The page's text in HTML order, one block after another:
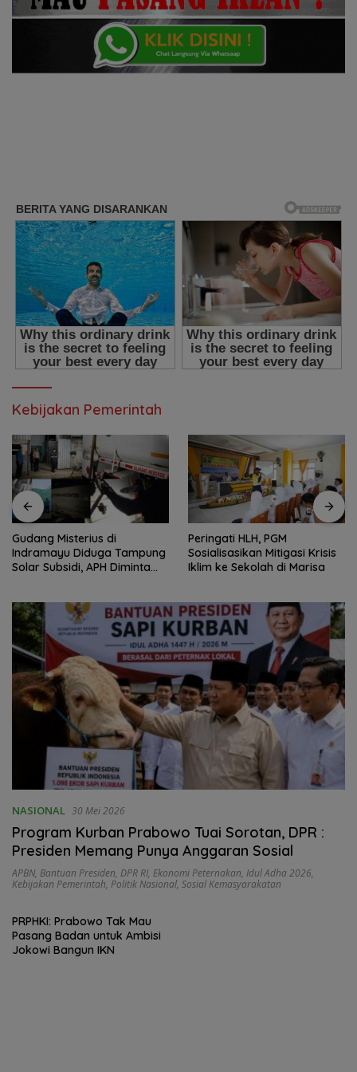
Kebijakan Pemerintah
Gudang Misterius di
Indramayu Diduga Tampung
Solar Subsidi, APH Diminta
Peringati HLH, PGM
Sosialisasikan Mitigasi Krisis
Iklim ke Sekolah di Marisa
NASIONAL 30 Mei 2026
Program Kurban Prabowo Tuai Sorotan, DPR :
Presiden Memang Punya Anggaran Sosial
APBN, Bantuan Presiden, DPR RI, Ekonomi Peternakan, Idul Adha 2026,
Kebijakan Pemerintah, Politik Nasional, Sosial Kemasyarakatan
PRPHKI: Prabowo Tak Mau
Pasang Badan untuk Ambisi
Jokowi Bangun IKN